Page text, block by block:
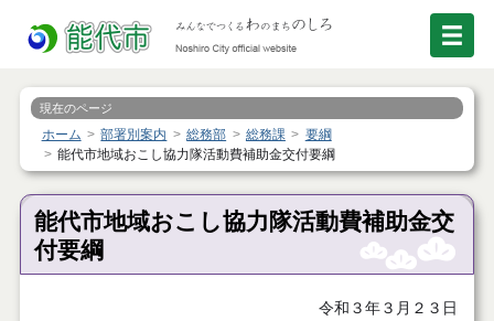
現在のページ
ホーム 部署別案内 総務部 総務課
要綱
能代市地域おこし協力隊活動費補助金交付要綱
能代市地域おこし協力隊活動費補助金交
付要綱
令和３年３月２３日